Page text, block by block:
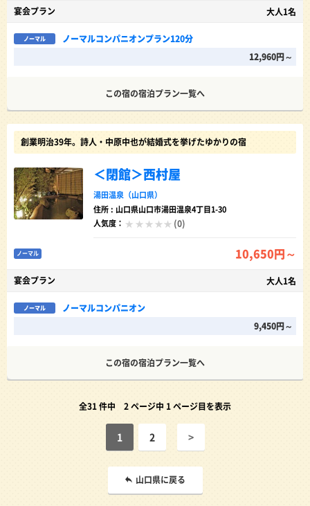
宴会プラン 大人1名
ノーマル
ノーマルコンパニオンプラン120分
12,960円～
この宿の宿泊プラン一覧へ
創業明治39年。詩人・中原中也が結婚式を挙げたゆかりの宿
＜閉館＞西村屋
湯田温泉（山口県）
住所 : 山口県山口市湯田温泉4丁目1-30
人気度：
(0)
ノーマル 10,650円～
宴会プラン 大人1名
ノーマル
ノーマルコンパニオン
9,450円～
この宿の宿泊プラン一覧へ
全31 件中 2 ページ中 1 ページ目を表示
1 2 >
山口県に戻る